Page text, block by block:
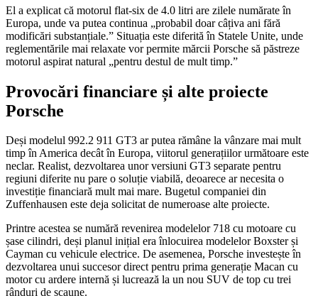
El a explicat că motorul flat-six de 4.0 litri are zilele numărate în
Europa, unde va putea continua „probabil doar câțiva ani fără
modificări substanțiale.” Situația este diferită în Statele Unite, unde
reglementările mai relaxate vor permite mărcii Porsche să păstreze
motorul aspirat natural „pentru destul de mult timp.”
Provocări financiare și alte proiecte
Porsche
Deși modelul 992.2 911 GT3 ar putea rămâne la vânzare mai mult
timp în America decât în Europa, viitorul generațiilor următoare este
neclar. Realist, dezvoltarea unor versiuni GT3 separate pentru
regiuni diferite nu pare o soluție viabilă, deoarece ar necesita o
investiție financiară mult mai mare. Bugetul companiei din
Zuffenhausen este deja solicitat de numeroase alte proiecte.
Printre acestea se numără revenirea modelelor 718 cu motoare cu
șase cilindri, deși planul inițial era înlocuirea modelelor Boxster și
Cayman cu vehicule electrice. De asemenea, Porsche investește în
dezvoltarea unui succesor direct pentru prima generație Macan cu
motor cu ardere internă și lucrează la un nou SUV de top cu trei
rânduri de scaune.